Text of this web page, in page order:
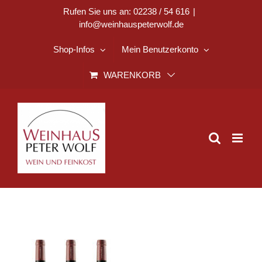
Rufen Sie uns an: 02238 / 54 616 |
info@weinhauspeterwolf.de
Shop-Infos Mein Benutzerkonto
WARENKORB